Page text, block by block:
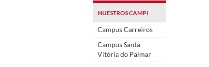
NUESTROS CAMPI
Campus Carreiros
Campus Santa
Vitória do Palmar